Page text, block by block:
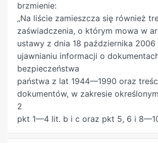
brzmienie:
„Na liście zamieszcza się również
zaświadczenia, o którym mowa w
ustawy z dnia 18 października 2006
ujawnianiu informacji o
bezpieczeństwa
państwa z lat 1944—1990 oraz
dokumentów, w zakresie
2
pkt 1—4 lit. b i c oraz pkt 5, 6 i 8—10